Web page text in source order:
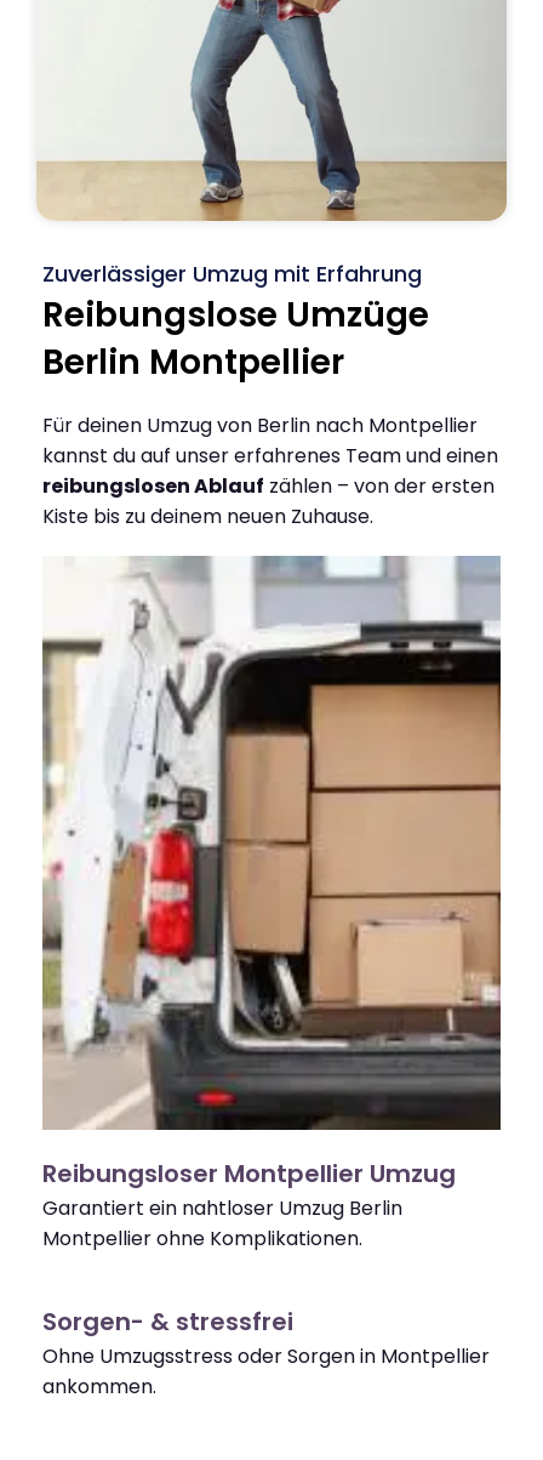
Zuverlässiger Umzug mit Erfahrung
Reibungslose Umzüge
Berlin Montpellier
Für deinen Umzug von Berlin nach Montpellier
kannst du auf unser erfahrenes Team und einen
reibungslosen Ablauf zählen – von der ersten
Kiste bis zu deinem neuen Zuhause.
Reibungsloser Montpellier Umzug
Garantiert ein nahtloser Umzug Berlin
Montpellier ohne Komplikationen.
Sorgen- & stressfrei
Ohne Umzugsstress oder Sorgen in Montpellier
ankommen.